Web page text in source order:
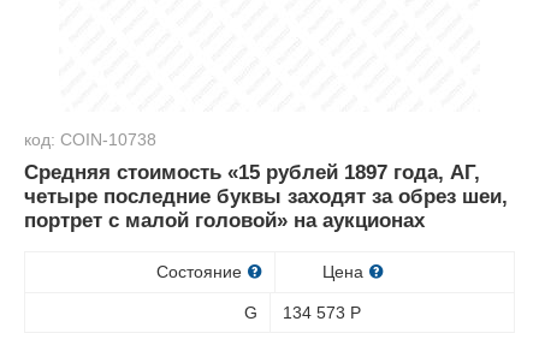
код: COIN-10738
Средняя стоимость «15 рублей 1897 года, АГ,
четыре последние буквы заходят за обрез шеи,
портрет с малой головой» на аукционах
Состояние Цена
G 134 573 Р